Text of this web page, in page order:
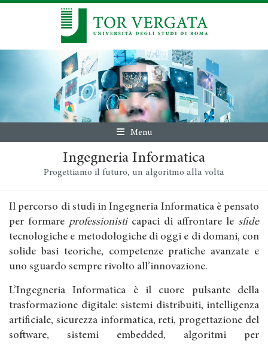
Menu
Ingegneria Informatica
Progettiamo il futuro, un algoritmo alla volta
Il percorso di studi in Ingegneria Informatica è pensato
per formare professionisticapaci di affrontare le sfide
tecnologiche e metodologiche di oggi e di domani, con
solide basi teoriche, competenze pratiche avanzate e
uno sguardo sempre rivolto all’innovazione.
L’Ingegneria Informatica è il cuore pulsante della
trasformazione digitale: sistemi distribuiti, intelligenza
artificiale, sicurezza informatica, reti, progettazione del
software, sistemi embedded, algoritmi per